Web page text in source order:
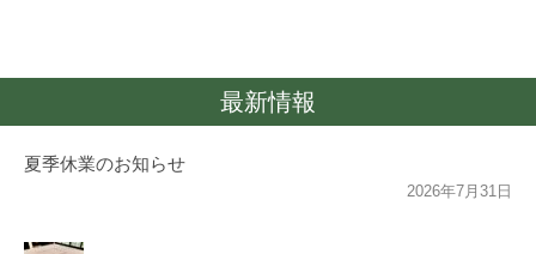
最新情報
夏季休業のお知らせ
2026年7月31日